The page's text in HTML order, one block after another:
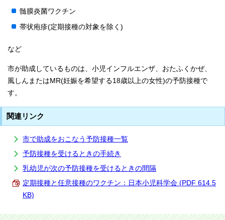
髄膜炎菌ワクチン
帯状疱疹(定期接種の対象を除く)
など
市が助成しているものは、小児インフルエンザ、おたふくかぜ、
風しんまたはMR(妊娠を希望する18歳以上の女性)の予防接種で
す。
関連リンク
市で助成をおこなう予防接種一覧
予防接種を受けるときの手続き
乳幼児が次の予防接種を受けるときの間隔
定期接種と任意接種のワクチン：日本小児科学会 (PDF 614.5
KB)